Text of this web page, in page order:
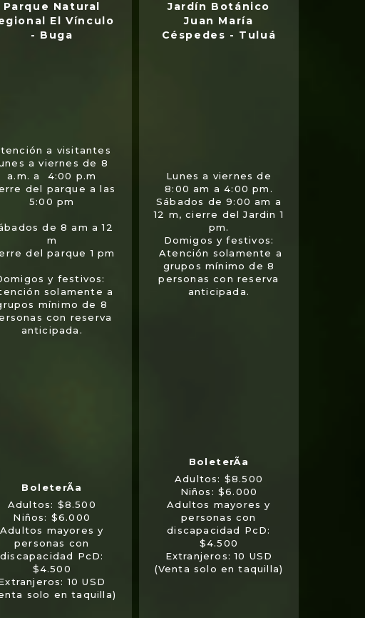
Parque Natural
El Vínculo
- Buga
a visitantes
a viernes de 8
a.m. a 4:00 p.m
del parque a las
5:00 pm
de 8 am a 12
m
del parque 1 pm
y festivos:
solamente a
mínimo de 8
con reserva
anticipada.
Adultos: $8.500
Niños: $6.000
Adultos mayores y
personas con
discapacidad PcD:
$4.500
10 USD
solo en taquilla)
Jardín Botánico
Juan María
Céspedes - Tuluá
Lunes a viernes de
8:00 am a 4:00 pm.
Sábados de 9:00 am a
12 m, cierre del Jardin 1
pm.
Domigos y festivos:
Atención solamente a
grupos mínimo de 8
personas con reserva
anticipada.
Adultos: $8.500
Niños: $6.000
Adultos mayores y
personas con
discapacidad PcD:
$4.500
Extranjeros: 10 USD
(Venta solo en taquilla)